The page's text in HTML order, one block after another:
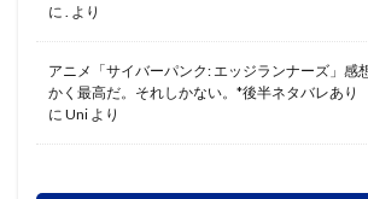
に
より
アニメ「サイバーパンク: エッジランナーズ」感
かく最高だ。それしかない。*後半ネタバレあり
に Uni より